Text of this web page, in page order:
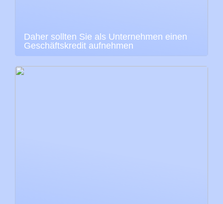
Daher sollten Sie als Unternehmen einen
Geschäftskredit aufnehmen